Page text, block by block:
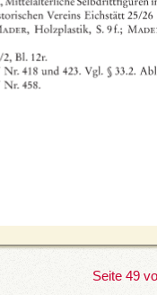
Seite 49